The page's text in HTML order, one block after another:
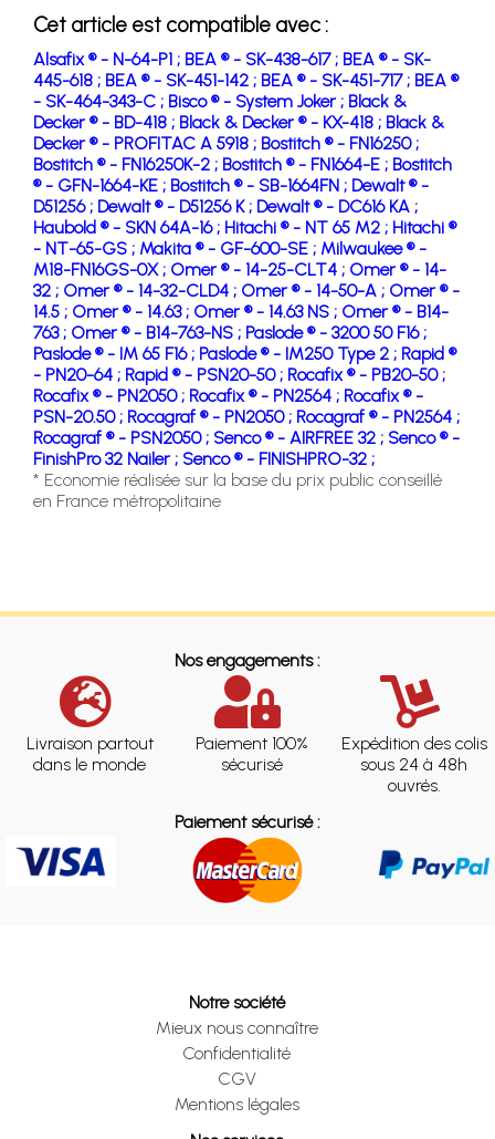
Cet article est compatible avec :
Alsafix ® - N-64-P1 ; BEA ® - SK-438-617 ; BEA ® - SK-
445-618 ; BEA ® - SK-451-142 ; BEA ® - SK-451-717 ; BEA ®
- SK-464-343-C ; Bisco ® - System Joker ; Black &
Decker ® - BD-418 ; Black & Decker ® - KX-418 ; Black &
Decker ® - PROFITAC A 5918 ; Bostitch ® - FN16250 ;
Bostitch ® - FN16250K-2 ; Bostitch ® - FN1664-E ; Bostitch
® - GFN-1664-KE ; Bostitch ® - SB-1664FN ; Dewalt ® -
D51256 ; Dewalt ® - D51256 K ; Dewalt ® - DC616 KA ;
Haubold ® - SKN 64A-16 ; Hitachi ® - NT 65 M2 ; Hitachi ®
- NT-65-GS ; Makita ® - GF-600-SE ; Milwaukee ® -
M18-FN16GS-0X ; Omer ® - 14-25-CLT4 ; Omer ® - 14-
32 ; Omer ® - 14-32-CLD4 ; Omer ® - 14-50-A ; Omer ® -
14.5 ; Omer ® - 14.63 ; Omer ® - 14.63 NS ; Omer ® - B14-
763 ; Omer ® - B14-763-NS ; Paslode ® - 3200 50 F16 ;
Paslode ® - IM 65 F16 ; Paslode ® - IM250 Type 2 ; Rapid ®
- PN20-64 ; Rapid ® - PSN20-50 ; Rocafix ® - PB20-50 ;
Rocafix ® - PN2050 ; Rocafix ® - PN2564 ; Rocafix ® -
PSN-20.50 ; Rocagraf ® - PN2050 ; Rocagraf ® - PN2564 ;
Rocagraf ® - PSN2050 ; Senco ® - AIRFREE 32 ; Senco ® -
FinishPro 32 Nailer ; Senco ® - FINISHPRO-32 ;
* Economie réalisée sur la base du prix public conseillé
en France métropolitaine
Nos engagements :
Livraison partout
dans le monde
Paiement 100%
sécurisé
Expédition des colis
sous 24 à 48h
ouvrés.
Paiement sécurisé :
Notre société
Mieux nous connaître
Confidentialité
CGV
Mentions légales